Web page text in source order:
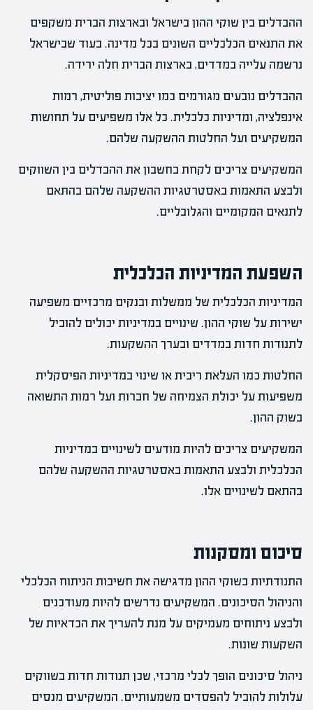
ההבדלים בין שוקי ההון בישראל ובארצות הברית משקפים
את התנאים הכלכליים השונים בכל מדינה. בעוד שבישראל
נרשמה עלייה במדדים, בארצות הברית חלה ירידה.
ההבדלים נובעים מגורמים כמו יציבות פוליטית, רמות
אינפלציה, ומדיניות כלכלית. כל אלו משפיעים על תחושות
המשקיעים ועל החלטות ההשקעה שלהם.
המשקיעים צריכים לקחת בחשבון את ההבדלים בין השווקים
ולבצע התאמות באסטרטגיות ההשקעה שלהם בהתאם
לתנאים המקומיים והגלובליים.
השפעת המדיניות הכלכלית
המדיניות הכלכלית של ממשלות ובנקים מרכזיים משפיעה
ישירות על שוקי ההון. שינויים במדיניות יכולים להוביל
לתנודות חדות במדדים ובערך ההשקעות.
החלטות כמו העלאת ריבית או שינוי במדיניות הפיסקלית
משפיעות על יכולת הצמיחה של חברות ועל רמות התשואה
בשוק ההון.
המשקיעים צריכים להיות מודעים לשינויים במדיניות
הכלכלית ולבצע התאמות באסטרטגיות ההשקעה שלהם
בהתאם לשינויים אלו.
סיכום ומסקנות
התנודתיות בשוקי ההון מדגישה את חשיבות הניתוח הכלכלי
והניהול הסיכונים. המשקיעים נדרשים להיות מעודכנים
ולבצע ניתוחים מעמיקים על מנת להעריך את הכדאיות של
השקעות שונות.
ניהול סיכונים הופך לכלי מרכזי, שכן תנודות חדות בשווקים
עלולות להוביל להפסדים משמעותיים. המשקיעים מנסים